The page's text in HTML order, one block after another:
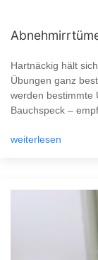
Hartnäckig hält
Übungen ganz
werden bestimmte
Bauchspeck –
weiterlesen